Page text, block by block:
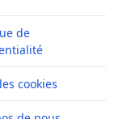
de
cookies